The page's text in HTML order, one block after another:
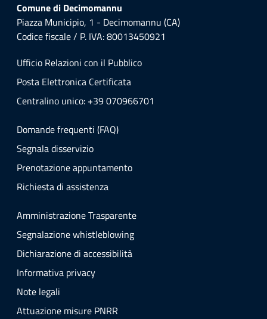
Comune di Decimomannu
Piazza Municipio, 1 - Decimomannu (CA)
Codice fiscale / P. IVA: 80013450921
Ufficio Relazioni con il Pubblico
Posta Elettronica Certificata
Centralino unico: +39 070966701
Domande frequenti (FAQ)
Segnala disservizio
Prenotazione appuntamento
Richiesta di assistenza
Amministrazione Trasparente
Segnalazione whistleblowing
Dichiarazione di accessibilità
Informativa privacy
Note legali
Attuazione misure PNRR